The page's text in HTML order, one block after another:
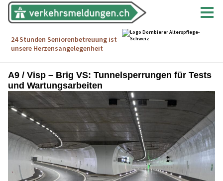
A9 / Visp – Brig VS: Tunnelsperrungen für Tests
und Wartungsarbeiten